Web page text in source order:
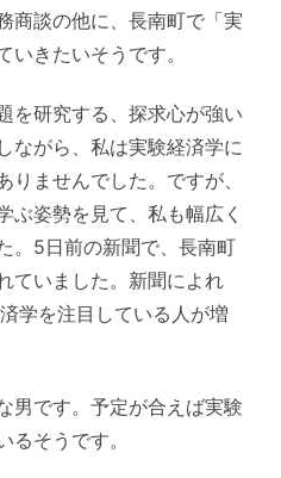
商談の他に、長南町で「実
きたいそうです。
を研究する、探求心が強い
ながら、私は実験経済学に
ませんでした。ですが、
ぶ姿勢を見て、私も幅広く
。5日前の新聞で、長南町
ていました。新聞によれ
学を注目している人が増
男です。予定が合えば実験
るそうです。